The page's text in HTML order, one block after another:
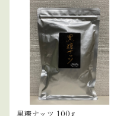
黒糖ナッツ 100g